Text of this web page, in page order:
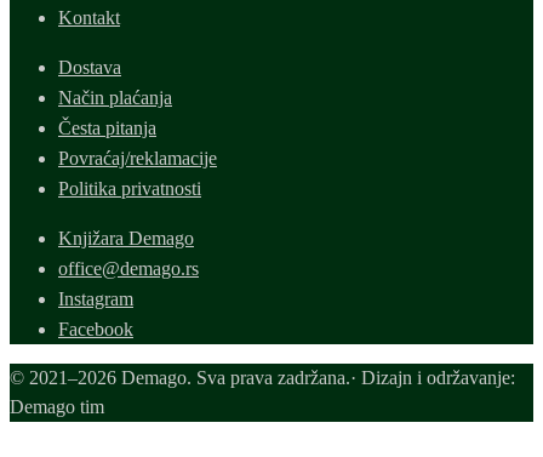
Kontakt
Dostava
Način plaćanja
Česta pitanja
Povraćaj/reklamacije
Politika privatnosti
Knjižara Demago
office@demago.rs
Instagram
Facebook
© 2021–2026 Demago. Sva prava zadržana.· Dizajn i održavanje:
Demago tim